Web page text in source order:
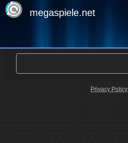
megaspiele.net
Privacy Policy